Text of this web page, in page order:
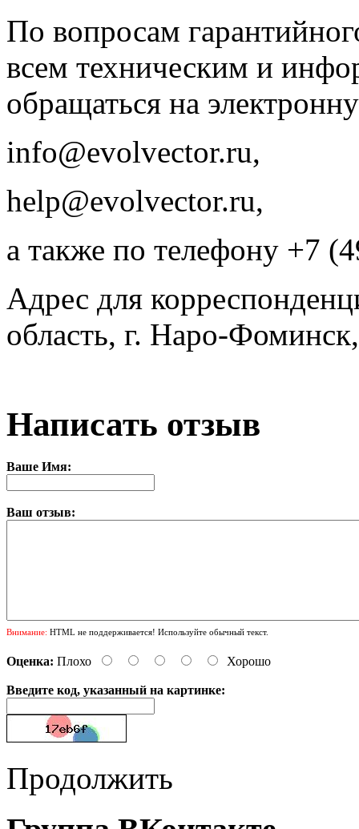
По вопросам
всем техническим и
обращаться на
info@evolvector.ru,
help@evolvector.ru,
а также по телефону +7
Адрес для
область, г. Наро-
Написать отзыв
Ваше Имя:
Ваш отзыв:
Внимание: HTML не поддерживается! Используйте обычный текст.
Оценка: Плохо Хорошо
Введите код, указанный на картинке:
Продолжить